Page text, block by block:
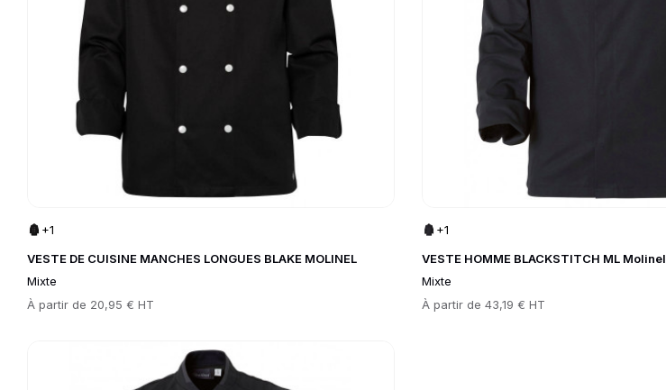
VESTE DE CUISINE MANCHES LONGUES BLAKE MOLINEL
Mixte
Prix
À partir de 20,95 € HT
+1
VESTE HOMME BLACKSTITCH ML Molinel
Mixte
Prix
À partir de 43,19 € HT
+1